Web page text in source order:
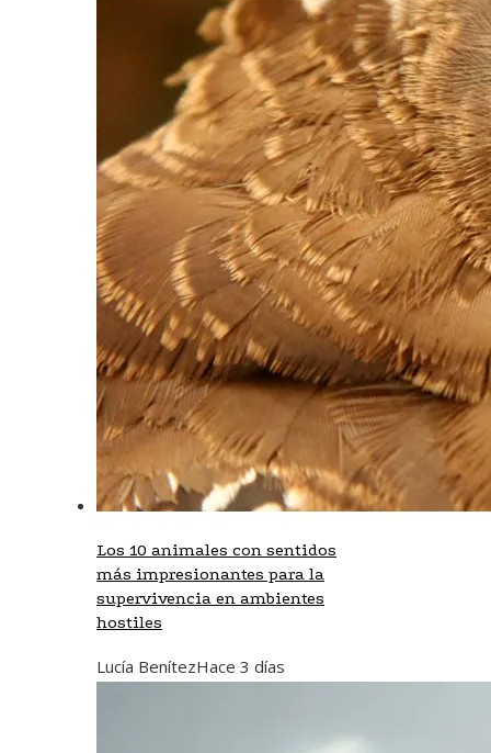
Los 10 animales con sentidos
más impresionantes para la
supervivencia en ambientes
hostiles
Lucía BenítezHace 3 días